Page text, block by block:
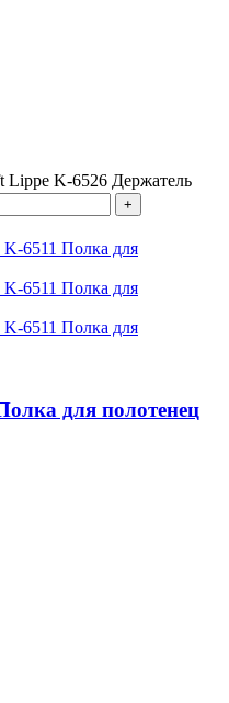
Lippe K-6526 Держатель
для полотенец